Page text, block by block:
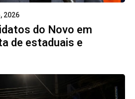
2026
do Novo em
de estaduais e